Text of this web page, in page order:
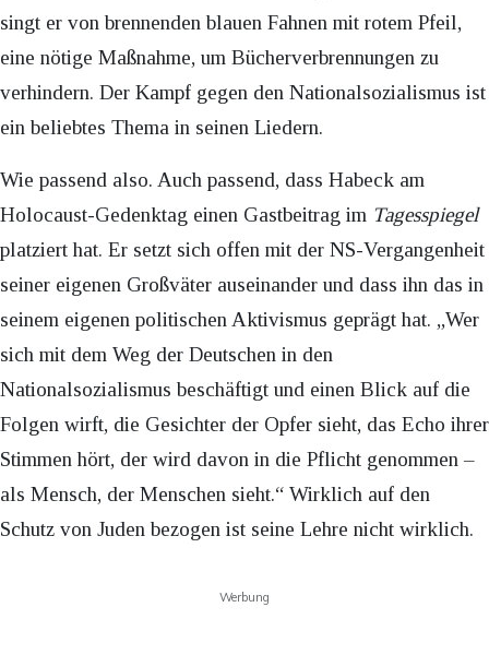
singt er von brennenden blauen Fahnen mit rotem Pfeil,
eine nötige Maßnahme, um Bücherverbrennungen zu
verhindern. Der Kampf gegen den Nationalsozialismus ist
ein beliebtes Thema in seinen Liedern.
Wie passend also. Auch passend, dass Habeck am
Holocaust-Gedenktag einen Gastbeitrag im Tagesspiegel
platziert hat. Er setzt sich offen mit der NS-Vergangenheit
seiner eigenen Großväter auseinander und dass ihn das in
seinem eigenen politischen Aktivismus geprägt hat. „Wer
sich mit dem Weg der Deutschen in den
Nationalsozialismus beschäftigt und einen Blick auf die
Folgen wirft, die Gesichter der Opfer sieht, das Echo ihrer
Stimmen hört, der wird davon in die Pflicht genommen –
als Mensch, der Menschen sieht.“ Wirklich auf den
Schutz von Juden bezogen ist seine Lehre nicht wirklich.
Werbung